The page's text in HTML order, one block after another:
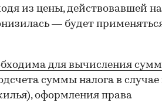
из цены, действовавшей
— будет
для вычисления
суммы налога в
оформления права